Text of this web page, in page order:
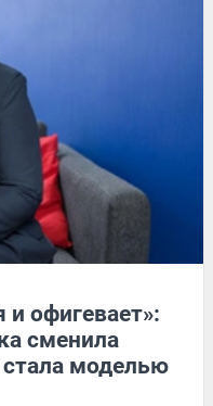
офигевает»:
сменила
моделью